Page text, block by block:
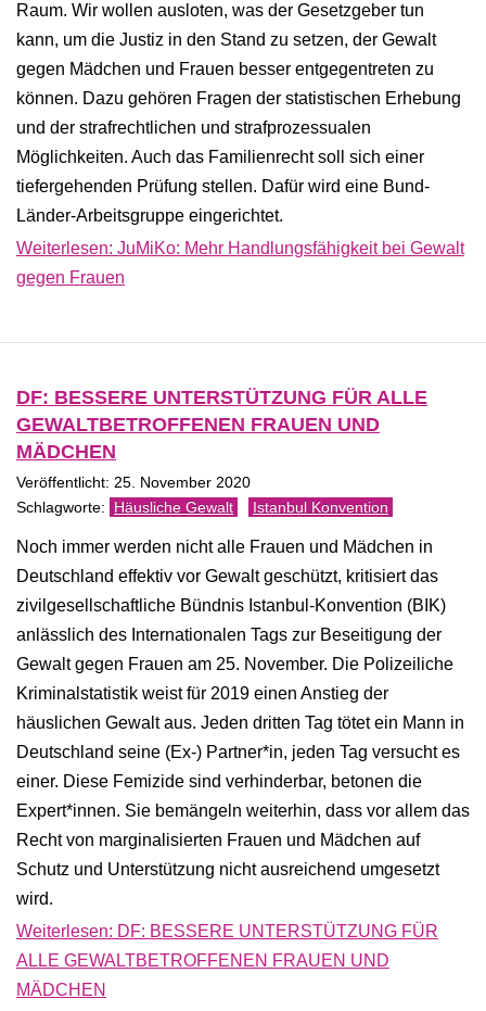
Raum. Wir wollen ausloten, was der Gesetzgeber tun
kann, um die Justiz in den Stand zu setzen, der Gewalt
gegen Mädchen und Frauen besser entgegentreten zu
können. Dazu gehören Fragen der statistischen Erhebung
und der strafrechtlichen und strafprozessualen
Möglichkeiten. Auch das Familienrecht soll sich einer
tiefergehenden Prüfung stellen. Dafür wird eine Bund-
Länder-Arbeitsgruppe eingerichtet.
Weiterlesen: JuMiKo: Mehr Handlungsfähigkeit bei Gewalt
gegen Frauen
DF: BESSERE UNTERSTÜTZUNG FÜR ALLE
GEWALTBETROFFENEN FRAUEN UND
MÄDCHEN
Veröffentlicht: 25. November 2020
Häusliche Gewalt Istanbul Konvention
Noch immer werden nicht alle Frauen und Mädchen in
Deutschland effektiv vor Gewalt geschützt, kritisiert das
zivilgesellschaftliche Bündnis Istanbul-Konvention (BIK)
anlässlich des Internationalen Tags zur Beseitigung der
Gewalt gegen Frauen am 25. November. Die Polizeiliche
Kriminalstatistik weist für 2019 einen Anstieg der
häuslichen Gewalt aus. Jeden dritten Tag tötet ein Mann in
Deutschland seine (Ex-) Partner*in, jeden Tag versucht es
einer. Diese Femizide sind verhinderbar, betonen die
Expert*innen. Sie bemängeln weiterhin, dass vor allem das
Recht von marginalisierten Frauen und Mädchen auf
Schutz und Unterstützung nicht ausreichend umgesetzt
wird.
Weiterlesen: DF: BESSERE UNTERSTÜTZUNG FÜR
ALLE GEWALTBETROFFENEN FRAUEN UND
MÄDCHEN